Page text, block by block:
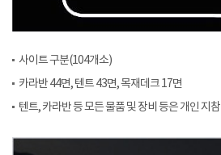
사이트 구분(104개소)
카라반 44면, 텐트 43면, 목재데크 17면
텐트, 카라반 등 모든 물품 및 장비 등은 개인 지참